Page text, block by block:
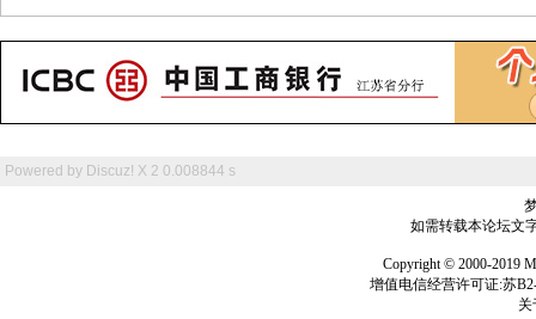
Powered by Discuz! X 2 0.008844 s
如需转载本论坛文
Copyright © 2000-2019
增值电信经营许可证:苏
关